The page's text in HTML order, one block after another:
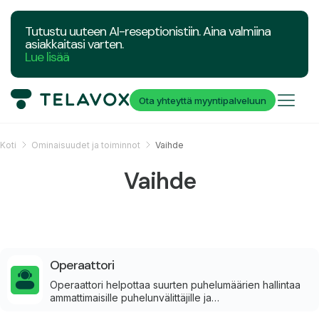
Tutustu uuteen AI-reseptionistiin. Aina valmiina
asiakkaitasi varten.
Lue lisää
Ota yhteyttä myyntipalveluun
Koti Ominaisuudet ja toiminnot Vaihde
Vaihde
Operaattori
Operaattori helpottaa suurten puhelumäärien hallintaa
ammattimaisille puhelunvälittäjille ja